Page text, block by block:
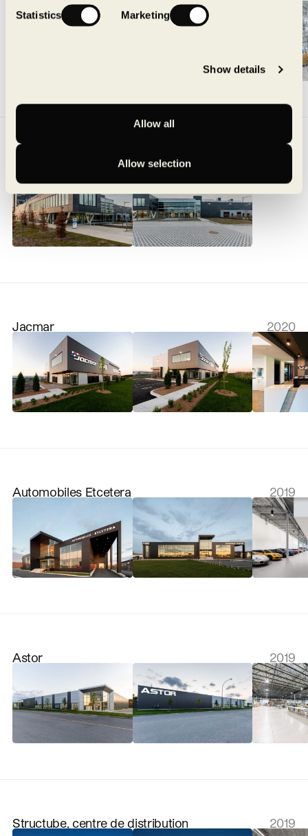
Statistics Marketing
Show details
Allow all
Allow selection
2020
Jacmar
2019
Automobiles Etcetera
2019
Astor
2019
Structube, centre de distribution